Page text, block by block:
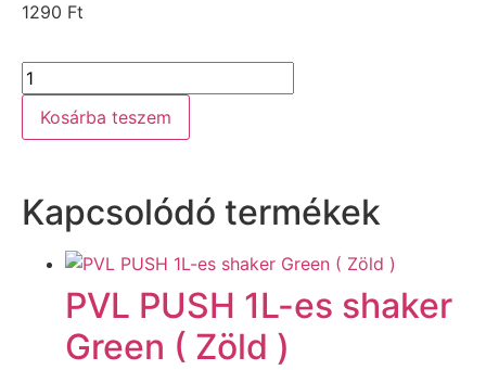
1290 Ft
Kosárba teszem
Kapcsolódó termékek
PVL PUSH 1L-es shaker
Green ( Zöld )